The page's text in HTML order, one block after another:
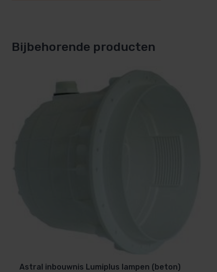
Bijbehorende producten
Astral inbouwnis Lumiplus lampen (beton)